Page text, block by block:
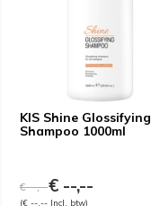
KIS Shine Glossifying
Shampoo 1000ml
€ --,--€ --,--
(€ --,-- Incl. btw)